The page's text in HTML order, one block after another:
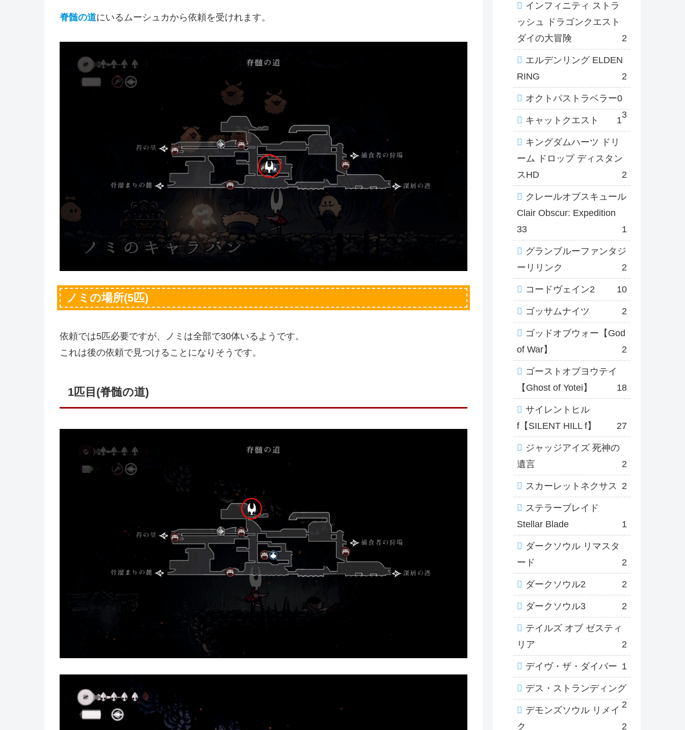
脊髄の道にいるムーシュカから依頼を受けれます。
ノミの場所(5匹)
依頼では5匹必要ですが、ノミは全部で30体いるようです。
これは後の依頼で見つけることになりそうです。
1匹目(脊髄の道)
インフィニティ ストラ
ッシュ ドラゴンクエスト
ダイの大冒険
2
エルデンリング ELDEN
RING
2
オクトパストラベラー0
3
キャットクエスト 1
キングダムハーツ ドリ
ーム ドロップ ディスタン
スHD
2
クレールオブスキュール
Clair Obscur: Expedition
33
1
グランブルーファンタジ
ーリリンク
2
コードヴェイン2 10
ゴッサムナイツ 2
ゴッドオブウォー【God
of War】
2
ゴーストオブヨウテイ
【Ghost of Yotei】
18
サイレントヒル
f【SILENT HILL f】
27
ジャッジアイズ 死神の
遺言
2
スカーレットネクサス 2
ステラーブレイド
Stellar Blade
1
ダークソウル リマスタ
ード
2
ダークソウル2 2
ダークソウル3 2
テイルズ オブ ゼスティ
リア
2
デイヴ・ザ・ダイバー 1
デス・ストランディング
2
デモンズソウル リメイ
ク
2